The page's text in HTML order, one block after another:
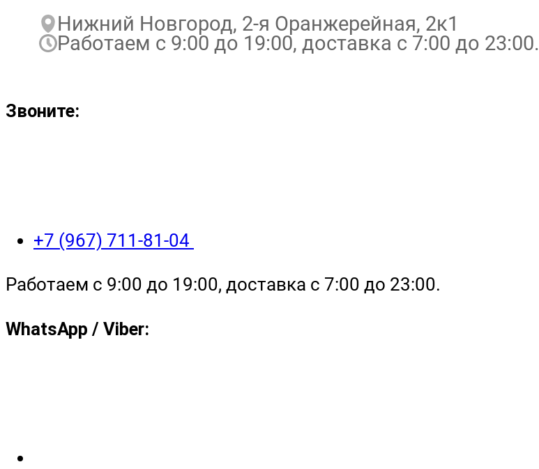
Нижний Новгород, 2-я Оранжерейная, 2к1
Работаем с 9:00 до 19:00, доставка с 7:00 до 23:00.
Звоните:
+7 (967) 711-81-04
Работаем с 9:00 до 19:00, доставка с 7:00 до 23:00.
WhatsApp / Viber: